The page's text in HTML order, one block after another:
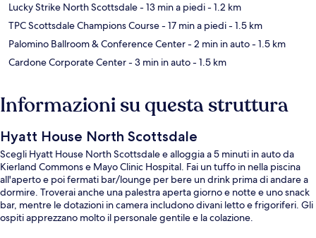
Lucky Strike North Scottsdale- 13 min a piedi- 1.2 km
TPC Scottsdale Champions Course- 17 min a piedi- 1.5 km
Palomino Ballroom & Conference Center- 2 min in auto- 1.5 km
Cardone Corporate Center- 3 min in auto- 1.5 km
Informazioni su questa struttura
Hyatt House North Scottsdale
Scegli Hyatt House North Scottsdale e alloggia a 5 minuti in auto da
Kierland Commons e Mayo Clinic Hospital. Fai un tuffo in nella piscina
all'aperto e poi fermati bar/lounge per bere un drink prima di andare a
dormire. Troverai anche una palestra aperta giorno e notte e uno snack
bar, mentre le dotazioni in camera includono divani letto e frigoriferi. Gli
ospiti apprezzano molto il personale gentile e la colazione.